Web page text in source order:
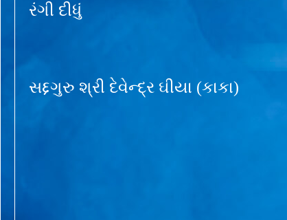
રંગી દીધું
સદ્દગુરુ શ્રી દેવેન્દ્ર ઘીયા (કાકા)